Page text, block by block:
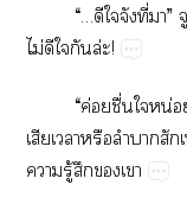
“…​​​ี่​
ไม่​​​​ล่!
“​ค่​ื่​​น่
​ู้​​​